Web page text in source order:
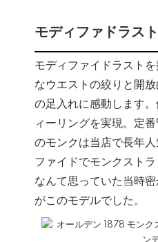
モディファドラス
モディファイドラスト
なウエストの絞りと開
の足入れに感動します
ィーリングを実現。定
のモンクは当店で長年
ファイドでモンクスト
なんて思っていた当時
がこのモデルでした。